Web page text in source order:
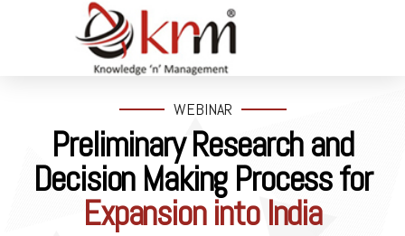
WEBINAR
Preliminary Research and
Decision Making Process for
Expansion into India